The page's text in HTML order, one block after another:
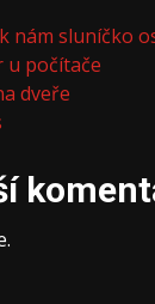
nám sluníčko
u počítače
dveře